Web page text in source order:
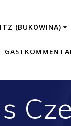
(BUKOWINA)